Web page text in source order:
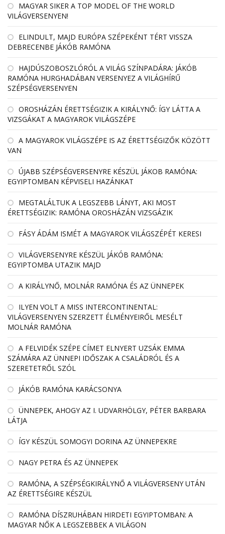
MAGYAR SIKER A TOP MODEL OF THE WORLD
VILÁGVERSENYEN!
ELINDULT, MAJD EURÓPA SZÉPEKÉNT TÉRT VISSZA
DEBRECENBE JÁKÓB RAMÓNA
HAJDÚSZOBOSZLÓRÓL A VILÁG SZÍNPADÁRA: JÁKÓB
RAMÓNA HURGHADÁBAN VERSENYEZ A VILÁGHÍRŰ
SZÉPSÉGVERSENYEN
OROSHÁZÁN ÉRETTSÉGIZIK A KIRÁLYNŐ: ÍGY LÁTTA A
VIZSGÁKAT A MAGYAROK VILÁGSZÉPE
A MAGYAROK VILÁGSZÉPE IS AZ ÉRETTSÉGIZŐK KÖZÖTT
VAN
ÚJABB SZÉPSÉGVERSENYRE KÉSZÜL JÁKOB RAMÓNA:
EGYIPTOMBAN KÉPVISELI HAZÁNKAT
MEGTALÁLTUK A LEGSZEBB LÁNYT, AKI MOST
ÉRETTSÉGIZIK: RAMÓNA OROSHÁZÁN VIZSGÁZIK
FÁSY ÁDÁM ISMÉT A MAGYAROK VILÁGSZÉPÉT KERESI
VILÁGVERSENYRE KÉSZÜL JÁKÓB RAMÓNA:
EGYIPTOMBA UTAZIK MAJD
A KIRÁLYNŐ, MOLNÁR RAMÓNA ÉS AZ ÜNNEPEK
ILYEN VOLT A MISS INTERCONTINENTAL:
VILÁGVERSENYEN SZERZETT ÉLMÉNYEIRŐL MESÉLT
MOLNÁR RAMÓNA
A FELVIDÉK SZÉPE CÍMET ELNYERT UZSÁK EMMA
SZÁMÁRA AZ ÜNNEPI IDŐSZAK A CSALÁDRÓL ÉS A
SZERETETRŐL SZÓL
JÁKÓB RAMÓNA KARÁCSONYA
ÜNNEPEK, AHOGY AZ I. UDVARHÖLGY, PÉTER BARBARA
LÁTJA
ÍGY KÉSZÜL SOMOGYI DORINA AZ ÜNNEPEKRE
NAGY PETRA ÉS AZ ÜNNEPEK
RAMÓNA, A SZÉPSÉGKIRÁLYNŐ A VILÁGVERSENY UTÁN
AZ ÉRETTSÉGIRE KÉSZÜL
RAMÓNA DÍSZRUHÁBAN HIRDETI EGYIPTOMBAN: A
MAGYAR NŐK A LEGSZEBBEK A VILÁGON